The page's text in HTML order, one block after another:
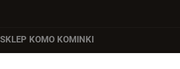
SKLEP KOMO KOMINKI